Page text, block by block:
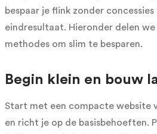
bespaar je flink zonder
eindresultaat. Hieronder delen
methodes om slim te besparen.
Begin klein en bouw
Start met een compacte website
en richt je op de basisbehoeften.